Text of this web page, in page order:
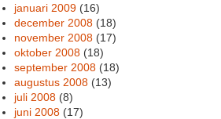
januari 2009 (16)
december 2008 (18)
november 2008 (17)
oktober 2008 (18)
september 2008 (18)
augustus 2008 (13)
juli 2008 (8)
juni 2008 (17)